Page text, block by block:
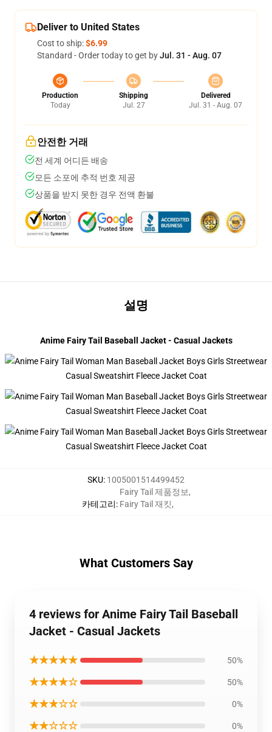
Deliver to United States
Cost to ship:$6.99
Standard - Order today to get byJul. 31 - Aug. 07
Production
Today
Shipping
Jul. 27
Delivered
Jul. 31 - Aug. 07
안전한 거래
전 세계 어디든 배송
모든 소포에 추적 번호 제공
상품을 받지 못한 경우 전액 환불
설명
Anime Fairy Tail Baseball Jacket - Casual Jackets
SKU: 1005001514499452
카테고리:
Fairy Tail 제품정보,
Fairy Tail 재킷,
What Customers Say
4 reviews for Anime Fairy Tail Baseball
Jacket - Casual Jackets
★★★★★ 50%
★★★★☆ 50%
★★★☆☆ 0%
★★☆☆☆ 0%